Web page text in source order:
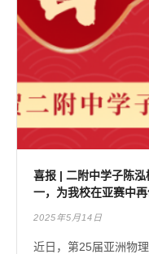
喜报 | 二附中学子陈
一，为我校在亚赛中
2025年5月14日
近日，第25届亚洲物